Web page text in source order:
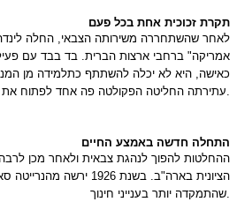
תקרת זכוכית אחת בכל פעם
לאחר שהשתחררה משירותה הצבאי, החלה
אמריקה" ברחבי ארצות הברית. בד בבד עם פעילות זו גבר רצונה
כאישה, היא לא יכלה להשתתף כתלמידה מן
התחלה חדשה באמצע החיים
הציונית בארה"ב.